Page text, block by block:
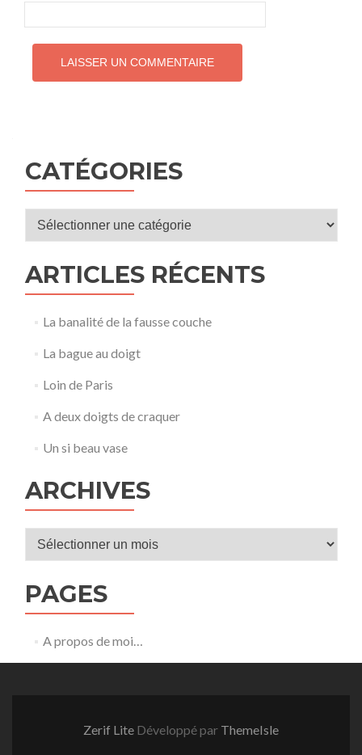
CATÉGORIES
Catégories
ARTICLES RÉCENTS
La banalité de la fausse couche
La bague au doigt
Loin de Paris
A deux doigts de craquer
Un si beau vase
ARCHIVES
Archives
PAGES
A propos de moi…
Zerif Lite Développé par ThemeIsle